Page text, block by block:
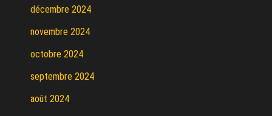
décembre 2024
novembre 2024
octobre 2024
septembre 2024
août 2024